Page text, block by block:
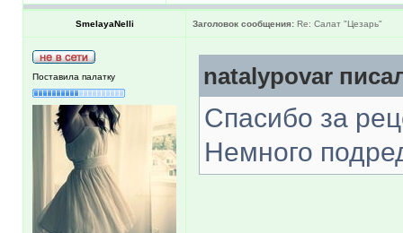
SmelayaNelli Заголовок сообщения: Re: Салат "Цезарь"
Поставила палатку natalypovar
Спасибо за
Немного